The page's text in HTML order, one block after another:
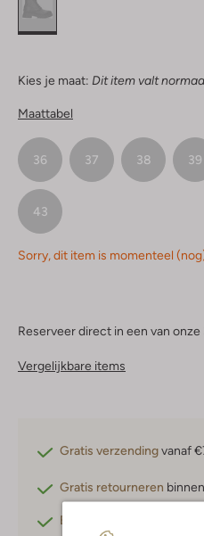
Kies je maat: Dit item valt
Maattabel
36 37 38 39
43
Sorry, dit item is momenteel
Reserveer direct in een van
Vergelijkbare items
Gratis verzendingvanaf
Gratis retourneren
Betaal achteraf